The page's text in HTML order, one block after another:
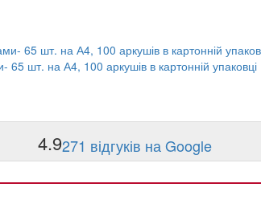
65 шт. на А4, 100 аркушів в картонній упаковці
4.9271 відгуків на Google